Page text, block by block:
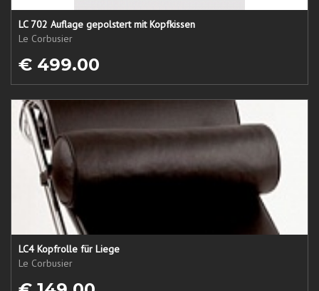
LC 702 Auflage gepolstert mit Kopfkissen
Le Corbusier
€ 499.00
LC4 Kopfrolle für Liege
Le Corbusier